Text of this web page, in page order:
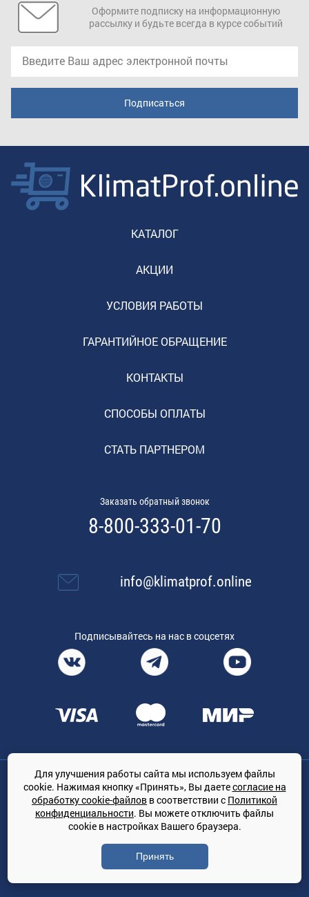
Оформите подписку на информационную
рассылку и будьте всегда в курсе событий
КАТАЛОГ
АКЦИИ
УСЛОВИЯ РАБОТЫ
ГАРАНТИЙНОЕ ОБРАЩЕНИЕ
КОНТАКТЫ
СПОСОБЫ ОПЛАТЫ
СТАТЬ ПАРТНЕРОМ
Заказать обратный звонок
8-800-333-01-70
info@klimatprof.online
Подписывайтесь на нас в соцсетях
Общество с ограниченной ответственностью «ТРЕЙДКОН», ОГРН:
1167847364079, 197022, г. Санкт-Петербург, проспект Медиков, 7
КЛИМАТПРОФ.ONLINE - оптовая продажа кондиционеров и
климатической техники на территории РФ
© Сайт принадлежит ООО «ТРЕЙДКОН»
Политика конфиденциальности
Для улучшения работы сайта мы используем файлы
cookie. Нажимая кнопку «Принять», Вы даетесогласие на
обработку cookie-файлов в соответствии с Политикой
конфиденциальности. Вы можете отключить файлы
cookie в настройках Вашего браузера.
Принять